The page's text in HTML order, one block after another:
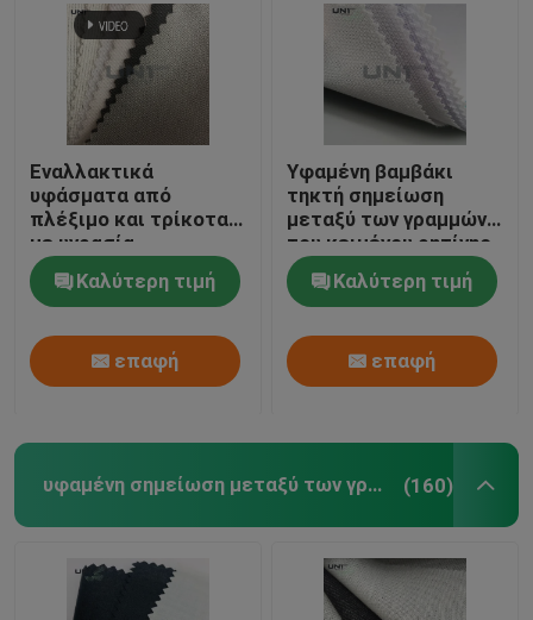
Ράβοντας μαξιλάρια ώμων
επικεφαλής ρόλος μανικιών
Μη υφασμένα υφάσματα
Εναλλακτικά
υφάσματα από
πλέξιμο και τρίκοτα
με υγρασία
Καλύτερη τιμή
επαφή
Υφαμένη βαμβάκι
τηκτή σημείωση
μεταξύ των γραμμών
του κειμένου ρητίνης
ΚΑΠ με PES LDPE το
επίστρωμα
Καλύτερη τιμή
επαφή
υφαμένη σημείωση μεταξύ των γραμμών του κειμένου (160)